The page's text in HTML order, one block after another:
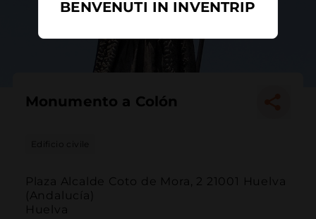
Monumento a Colón
Edificio civile
Plaza Alcalde Coto de Mora, 2 21001 Huelva
(Andalucía)
Huelva
BENVENUTI IN INVENTRIP